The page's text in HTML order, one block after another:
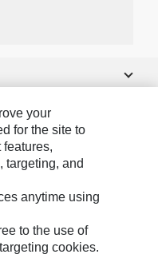
your
for the site to
targeting, and
anytime using
to the use of
cookies.